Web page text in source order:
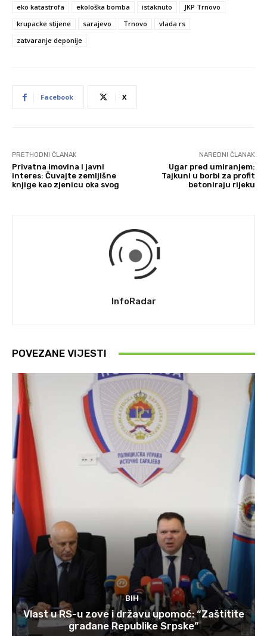
eko katastrofa ekološka bomba istaknuto
JKP Trnovo
krupacke stijene
sarajevo Trnovo
vlada rs
zatvaranje deponije
Facebook X
PRETHODNI ČLANAK
Privatna imovina i javni
interes: Čuvajte zemljišne
knjige kao zjenicu oka svog
NAREDNI ČLANAK
Ugar pred umiranjem:
Tajkuni u borbi za profit
betoniraju rijeku
InfoRadar
POVEZANE VIJESTI
BIH
Vlast u RS-u zove i državu upomoć: “Zaštitite
građane Republike Srpske”